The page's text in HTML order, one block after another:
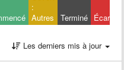
:
Autres
Terminé Écarté
Les derniers mis à jour